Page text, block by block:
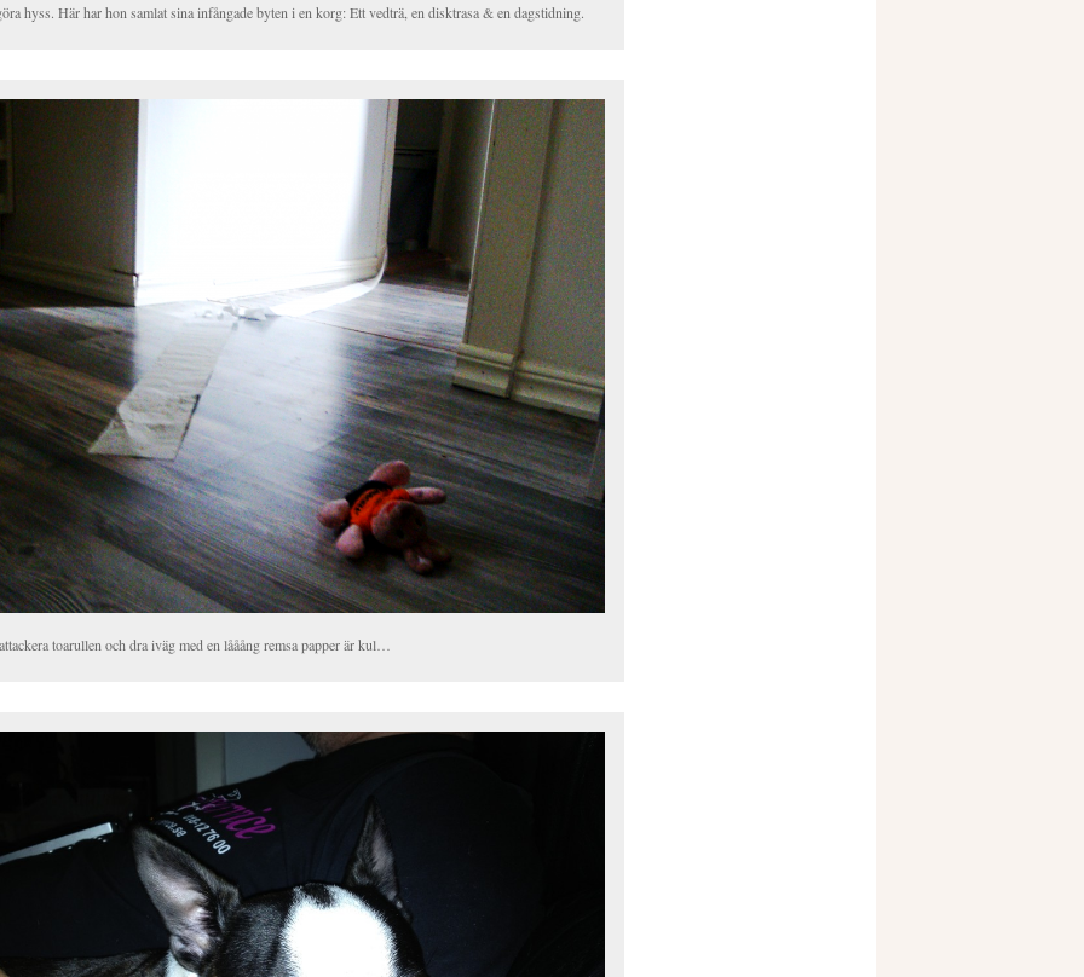
hyss. Här har hon samlat sina infångade byten i en korg: Ett vedträ, en disktrasa & en dagstidning.
toarullen och dra iväg med en lååång remsa papper är kul…